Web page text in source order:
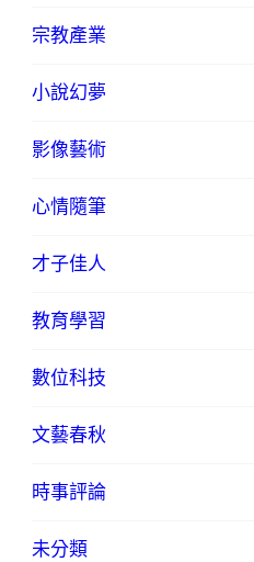
宗教產業
小說幻夢
影像藝術
心情隨筆
才子佳人
教育學習
數位科技
文藝春秋
時事評論
未分類